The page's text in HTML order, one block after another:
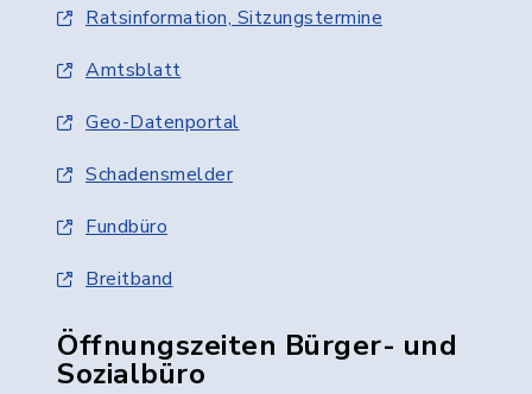
Ratsinformation, Sitzungstermine
Amtsblatt
Geo-Datenportal
Schadensmelder
Fundbüro
Breitband
Öffnungszeiten Bürger- und
Sozialbüro